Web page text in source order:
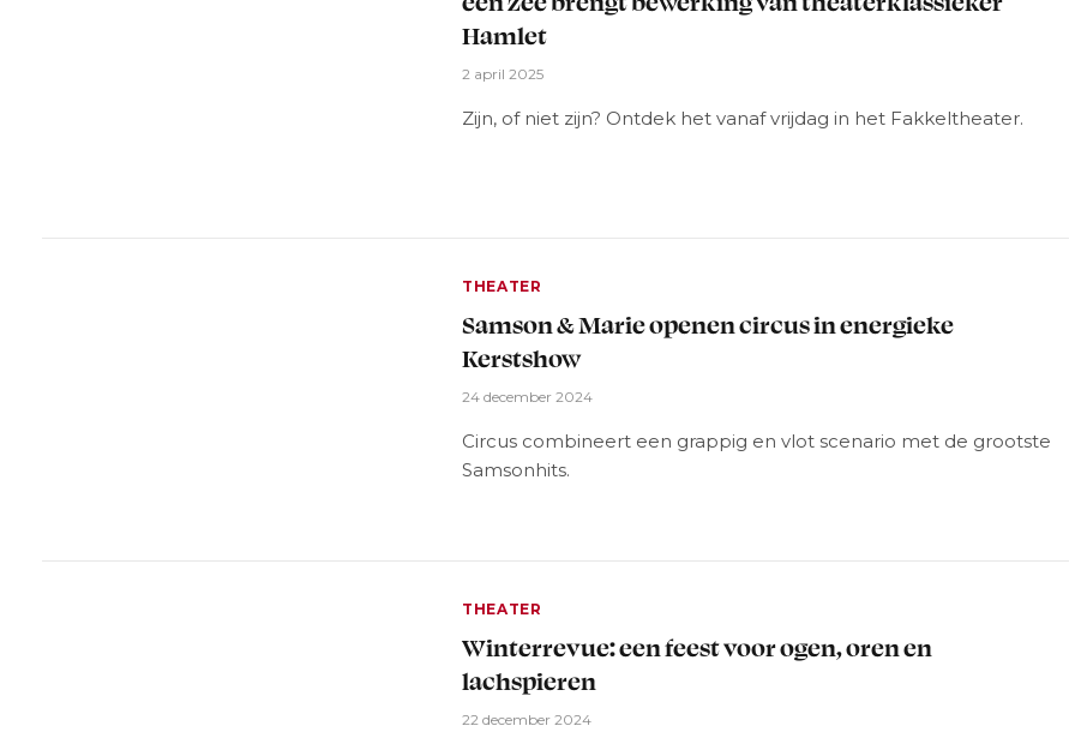
Hamlet
2 april 2025
Zijn, of niet zijn? Ontdek het vanaf vrijdag in het Fakkeltheater.
THEATER
Samson & Marie openen circus in energieke
Kerstshow
24 december 2024
Circus combineert een grappig en vlot scenario met de grootste
Samsonhits.
THEATER
Winterrevue: een feest voor ogen, oren en
lachspieren
22 december 2024